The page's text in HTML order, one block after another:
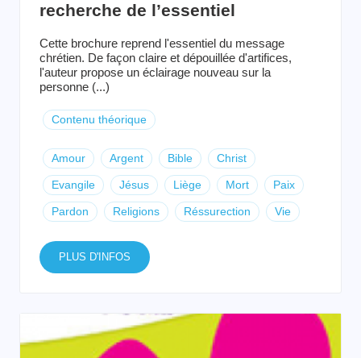
recherche de l’essentiel
Cette brochure reprend l'essentiel du message
chrétien. De façon claire et dépouillée d'artifices,
l'auteur propose un éclairage nouveau sur la
personne (...)
Contenu théorique
Amour Argent Bible Christ
Evangile Jésus Liège Mort Paix
Pardon Religions Réssurection Vie
PLUS D'INFOS